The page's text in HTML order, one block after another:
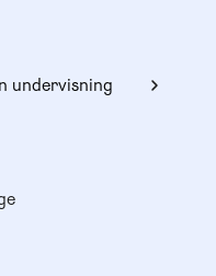
undervisning